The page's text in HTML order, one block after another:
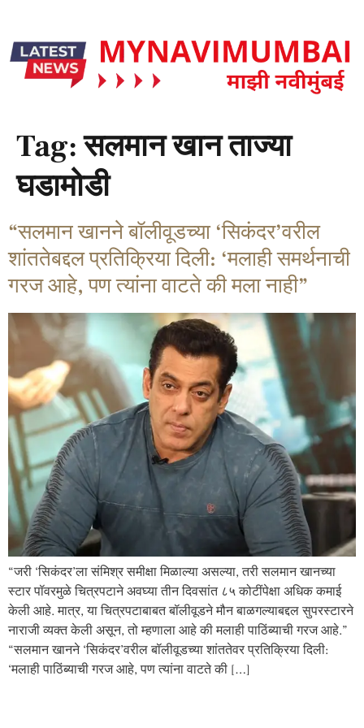
Tag:सलमान खान ताज्या
घडामोडी
“सलमान खानने बॉलीवूडच्या ‘सिकंदर’वरील
शांततेबद्दल प्रतिक्रिया दिली: ‘मलाही समर्थनाची
गरज आहे, पण त्यांना वाटते की मला नाही”
“जरी ‘सिकंदर’ला संमिश्र समीक्षा मिळाल्या असल्या, तरी सलमान खानच्या
स्टार पॉवरमुळे चित्रपटाने अवघ्या तीन दिवसांत ८५ कोटींपेक्षा अधिक कमाई
केली आहे. मात्र, या चित्रपटाबाबत बॉलीवूडने मौन बाळगल्याबद्दल सुपरस्टारने
नाराजी व्यक्त केली असून, तो म्हणाला आहे की मलाही पाठिंब्याची गरज आहे.”
“सलमान खानने ‘सिकंदर’वरील बॉलीवूडच्या शांततेवर प्रतिक्रिया दिली:
‘मलाही पाठिंब्याची गरज आहे, पण त्यांना वाटते की […]